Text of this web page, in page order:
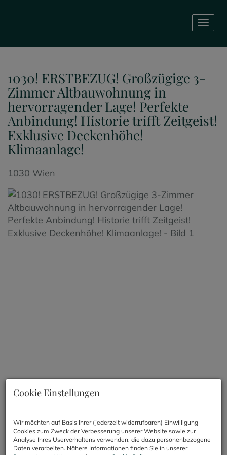
1030! ERSTBEZUG! Großzügige 3-
Zimmer Altbauwohnung in
hervorragender Lage! Perfekte
Anbindung! Historie trifft Zeitgeist!
Exklusive Deckenhöhe!
Klimaanlage!
1030 Wien
Beschreibung
Cookie Einstellungen
Wir möchten auf Basis Ihrer (jederzeit widerrufbaren) Einwilligung
Cookies zum Zweck der Verbesserung unserer Website sowie zur
Analyse Ihres Userverhaltens verwenden, die dazu personenbezogene
Daten verarbeiten. Nähere Informationen finden Sie in unserer